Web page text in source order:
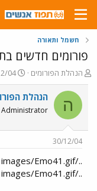
חשמל ותאורה
פורומים חדשים
פ
ו
ת
ח
ה
ש
הנהלת הפורומים
פ
ו
ר
ם
ר
י
ך
04
ה הנהלת
Administrator
30/12/04
../images/Emo41.gif